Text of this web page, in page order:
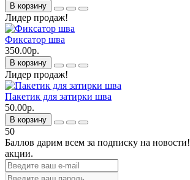
В корзину
Лидер продаж!
Фиксатор шва
350.00р.
В корзину
Лидер продаж!
Пакетик для затирки шва
50.00р.
В корзину
50
Баллов дарим всем за подписку на новости!
акции.